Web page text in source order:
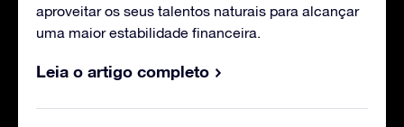
aproveitar os seus talentos naturais para alcançar
uma maior estabilidade financeira.
Leia o artigo completo